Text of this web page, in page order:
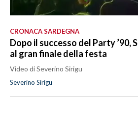
CRONACA SARDEGNA
Dopo il successo del Party ’90,
al gran finale della festa
Video di Severino Sirigu
Severino Sirigu